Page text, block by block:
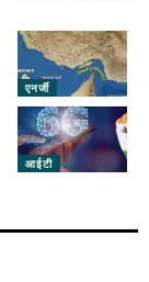
एनर्जी
आईटी